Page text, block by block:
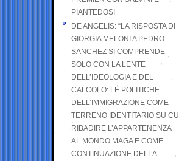
PIANTEDOSI
DE ANGELIS: “LA RISPOSTA DI
GIORGIA MELONI A PEDRO
SANCHEZ SI COMPRENDE
SOLO CON LA LENTE
DELL’IDEOLOGIA E DEL
CALCOLO: LE POLITICHE
DELL’IMMIGRAZIONE COME
TERRENO IDENTITARIO SU CUI
RIBADIRE L’APPARTENENZA
AL MONDO MAGA E COME
CONTINUAZIONE DELLA